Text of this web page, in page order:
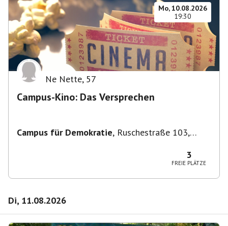
Mo, 10.08.2026
19:30
Ne Nette, 57
Campus-Kino: Das Versprechen
Campus für Demokratie, Ruschestraße 103,
3
FREIE PLÄTZE
Di, 11.08.2026